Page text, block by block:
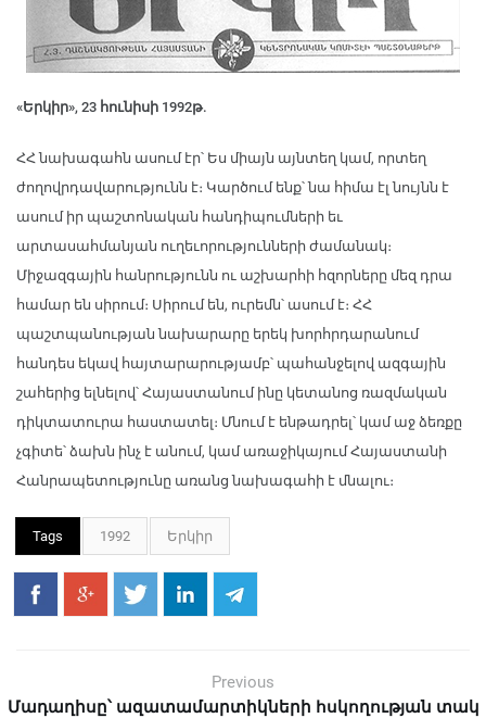
«Երկիր», 23 հունիսի 1992թ.
ՀՀ նախագահն ասում էր՝ Ես միայն այնտեղ կամ, որտեղ
ժողովրդավարությունն է։ Կարծում ենք՝ նա հիմա էլ նույնն է
ասում իր պաշտոնական հանդիպումների եւ
արտասահմանյան ուղեւորությունների ժամանակ։
Միջազգային հանրությունն ու աշխարհի հզորները մեզ դրա
համար են սիրում։ Սիրում են, ուրեմն՝ ասում է։ ՀՀ
պաշտպանության նախարարը երեկ խորհրդարանում
հանդես եկավ հայտարարությամբ՝ պահանջելով ազգային
շահերից ելնելով՝ Հայաստանում ինը կետանոց ռազմական
դիկտատուրա հաստատել։ Մնում է ենթադրել՝ կամ աջ ձեռքը
չգիտե՝ ձախն ինչ է անում, կամ առաջիկայում Հայաստանի
Հանրապետությունը առանց նախագահի է մնալու։
Tags 1992 Երկիր
Previous
Մադաղիսը՝ ազատամարտիկների հսկողության տակ